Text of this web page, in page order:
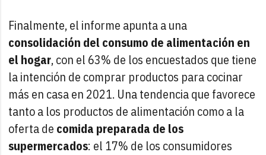
Finalmente, el informe apunta a una
consolidación del consumo de alimentación en
el hogar, con el 63% de los encuestados que tiene
la intención de comprar productos para cocinar
más en casa en 2021. Una tendencia que favorece
tanto a los productos de alimentación como a la
oferta de comida preparada de los
supermercados: el 17% de los consumidores